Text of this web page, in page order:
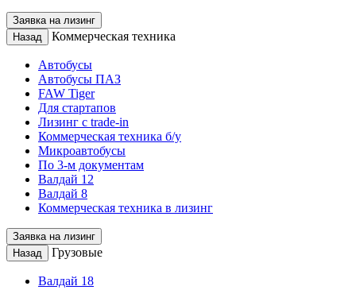
Заявка на лизинг
Назад
Коммерческая техника
Автобусы
Автобусы ПАЗ
FAW Tiger
Для стартапов
Лизинг с trade-in
Коммерческая техника б/у
Микроавтобусы
По 3-м документам
Валдай 12
Валдай 8
Коммерческая техника в лизинг
Заявка на лизинг
Назад
Грузовые
Валдай 18